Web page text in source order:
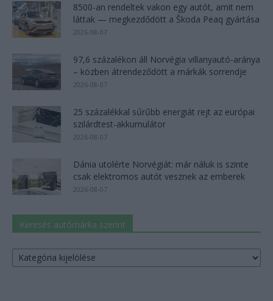
8500-an rendeltek vakon egy autót, amit nem
láttak — megkezdődött a Škoda Peaq gyártása
2026-08-07
97,6 százalékon áll Norvégia villanyautó-aránya
– közben átrendeződött a márkák sorrendje
2026-08-07
25 százalékkal sűrűbb energiát rejt az európai
szilárdtest-akkumulátor
2026-08-07
Dánia utolérte Norvégiát: már náluk is szinte
csak elektromos autót vesznek az emberek
2026-08-07
Keresés autómárka szerint
Keresés
autómárka